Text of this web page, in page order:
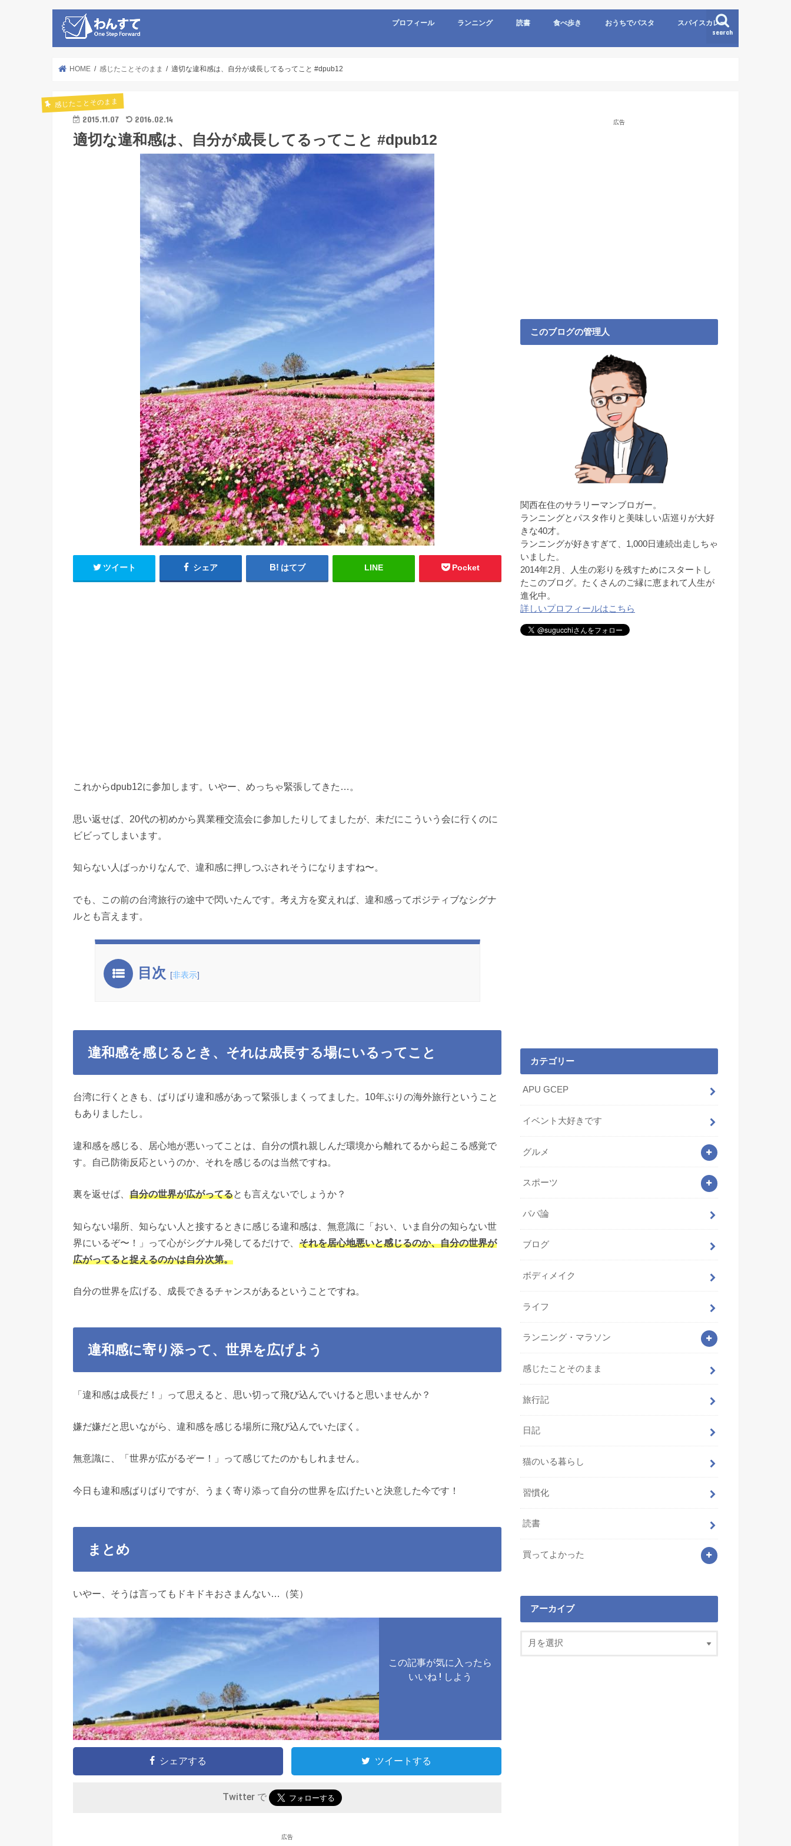
search
プロフィール ランニング 読書 食べ歩き おうちでパスタ スパイスカレー
HOME 感じたことそのまま 適切な違和感は、自分が成長してるってこと #dpub12
感じたことそのまま
2015.11.07 2016.02.14
適切な違和感は、自分が成長してるってこと #dpub12
ツイート シェア はてブ LINE Pocket
これからdpub12に参加します。いやー、めっちゃ緊張してきた…。
思い返せば、20代の初めから異業種交流会に参加したりしてましたが、未だにこういう会に行くのに
ビビってしまいます。
知らない人ばっかりなんで、違和感に押しつぶされそうになりますね〜。
でも、この前の台湾旅行の途中で閃いたんです。考え方を変えれば、違和感ってポジティブなシグナ
ルとも言えます。
目次 [非表示]
違和感を感じるとき、それは成長する場にいるってこと
台湾に行くときも、ばりばり違和感があって緊張しまくってました。10年ぶりの海外旅行ということ
もありましたし。
違和感を感じる、居心地が悪いってことは、自分の慣れ親しんだ環境から離れてるから起こる感覚で
す。自己防衛反応というのか、それを感じるのは当然ですね。
裏を返せば、 自分の世界が広がってるとも言えないでしょうか？
知らない場所、知らない人と接するときに感じる違和感は、無意識に「おい、いま自分の知らない世
界にいるぞ〜！」って心がシグナル発してるだけで、 それを居心地悪いと感じるのか、自分の世界が
広がってると捉えるのかは自分次第。
自分の世界を広げる、成長できるチャンスがあるということですね。
違和感に寄り添って、世界を広げよう
「違和感は成長だ！」って思えると、思い切って飛び込んでいけると思いませんか？
嫌だ嫌だと思いながら、違和感を感じる場所に飛び込んでいたぼく。
無意識に、「世界が広がるぞー！」って感じてたのかもしれません。
今日も違和感ばりばりですが、うまく寄り添って自分の世界を広げたいと決意した今です！
まとめ
いやー、そうは言ってもドキドキおさまんない…（笑）
この記事が気に入ったら
いいね ! しよう
シェアする ツイートする
Twitter で
広告
広告
このブログの管理人
関西在住のサラリーマンブロガー。
ランニングとパスタ作りと美味しい店巡りが大好
きな40才。
ランニングが好きすぎて、1,000日連続出走しちゃ
いました。
2014年2月、人生の彩りを残すためにスタートし
たこのブログ。たくさんのご縁に恵まれて人生が
進化中。
詳しいプロフィールはこちら
カテゴリー
APU GCEP
イベント大好きです
グルメ
スポーツ
パパ論
ブログ
ボディメイク
ライフ
ランニング・マラソン
感じたことそのまま
旅行記
日記
猫のいる暮らし
習慣化
読書
買ってよかった
アーカイブ